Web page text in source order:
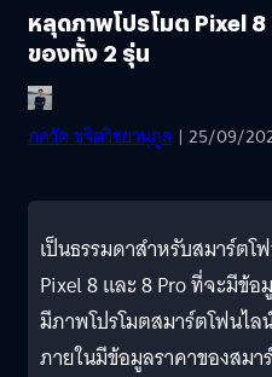
หลุดภาพโปรโมต Pixel
ของทั้ง 2 รุ่น
ภควัต ขจิตวิชยานุกูล | 25/09/
เป็นธรรมดาสำหรับสมาร์ตโ
Pixel 8 และ 8 Pro ที่จะมีข้
มีภาพโปรโมตสมาร์ตโฟนไ
ภายในมีข้อมูลราคาของสม